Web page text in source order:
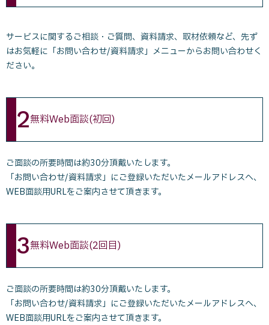
サービスに関するご相談・ご質問、資料請求、取材依頼など、先ず
はお気軽に 「お問い合わせ/資料請求」 メニューからお問い合わせく
ださい。
2無料Web面談(初回)
ご面談の所要時間は約30分頂戴いたします。
「お問い合わせ/資料請求」にご登録いただいたメールアドレスへ、
WEB面談用URLをご案内させて頂きます。
3無料Web面談(2回目)
ご面談の所要時間は約30分頂戴いたします。
「お問い合わせ/資料請求」にご登録いただいたメールアドレスへ、
WEB面談用URLをご案内させて頂きます。